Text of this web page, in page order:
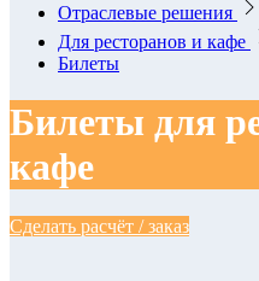
Отраслевые решения
Для ресторанов и кафе
Билеты
Билеты для
кафе
Сделать расчёт / заказ